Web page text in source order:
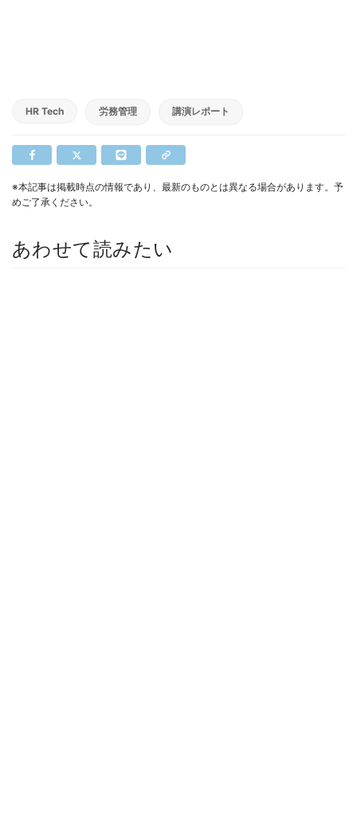
HR Tech 労務管理 講演レポート
※本記事は掲載時点の情報であり、最新のものとは異なる場合があります。予
めご了承ください。
あわせて読みたい